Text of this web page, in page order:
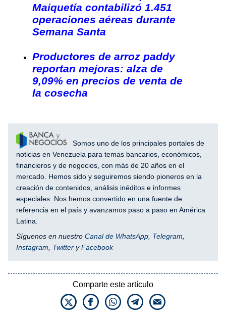
Maiquetía contabilizó 1.451
operaciones aéreas durante
Semana Santa
Productores de arroz paddy
reportan mejoras: alza de
9,09% en precios de venta de
la cosecha
Somos uno de los principales portales de
noticias en Venezuela para temas bancarios, económicos,
financieros y de negocios, con más de 20 años en el
mercado. Hemos sido y seguiremos siendo pioneros en la
creación de contenidos, análisis inéditos e informes
especiales. Nos hemos convertido en una fuente de
referencia en el país y avanzamos paso a paso en América
Latina.
Síguenos en nuestro Canal de WhatsApp Telegram
Instagram
Twitter yFacebook
Comparte este artículo